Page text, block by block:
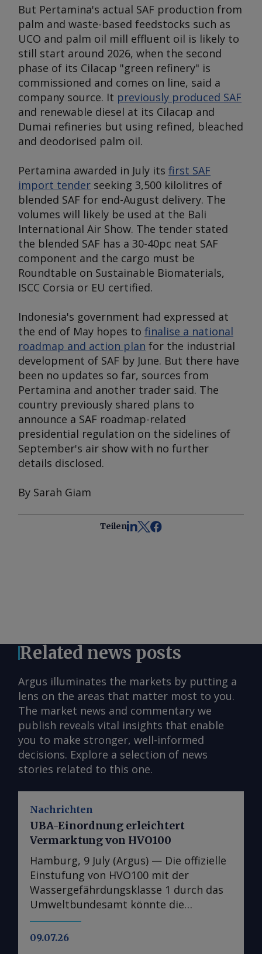
But Pertamina's actual SAF production from
palm and waste-based feedstocks such as
UCO and palm oil mill effluent oil is likely to
still start around 2026, when the second
phase of its Cilacap "green refinery" is
commissioned and comes on line, said a
company source. It previously produced SAF
and renewable diesel at its Cilacap and
Dumai refineries but using refined, bleached
and deodorised palm oil.
Pertamina awarded in July its first SAF
import tender seeking 3,500 kilolitres of
blended SAF for end-August delivery. The
volumes will likely be used at the Bali
International Air Show. The tender stated
the blended SAF has a 30-40pc neat SAF
component and the cargo must be
Roundtable on Sustainable Biomaterials,
ISCC Corsia or EU certified.
Indonesia's government had expressed at
the end of May hopes to finalise a national
roadmap and action plan for the industrial
development of SAF by June. But there have
been no updates so far, sources from
Pertamina and another trader said. The
country previously shared plans to
announce a SAF roadmap-related
presidential regulation on the sidelines of
September's air show with no further
details disclosed.
By Sarah Giam
Teilen
Related news posts
Argus illuminates the markets by putting a
lens on the areas that matter most to you.
The market news and commentary we
publish reveals vital insights that enable
you to make stronger, well-informed
decisions. Explore a selection of news
stories related to this one.
Nachrichten
09.07.26
UBA-Einordnung erleichtert
Vermarktung von HVO100
Hamburg, 9 July (Argus) — Die offizielle
Einstufung von HVO100 mit der
Wassergefährdungsklasse 1 durch das
Umweltbundesamt könnte die
Verfügbarkeit des Kraftstoffs an
Tankstellen in Deutschland erhöhen.